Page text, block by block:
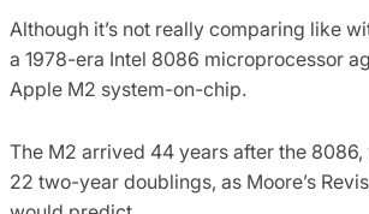
Although it’s not really comparing like
a 1978-era Intel 8086 microprocessor
Apple M2 system-on-chip.
The M2 arrived 44 years after the
22 two-year doublings, as Moore’s